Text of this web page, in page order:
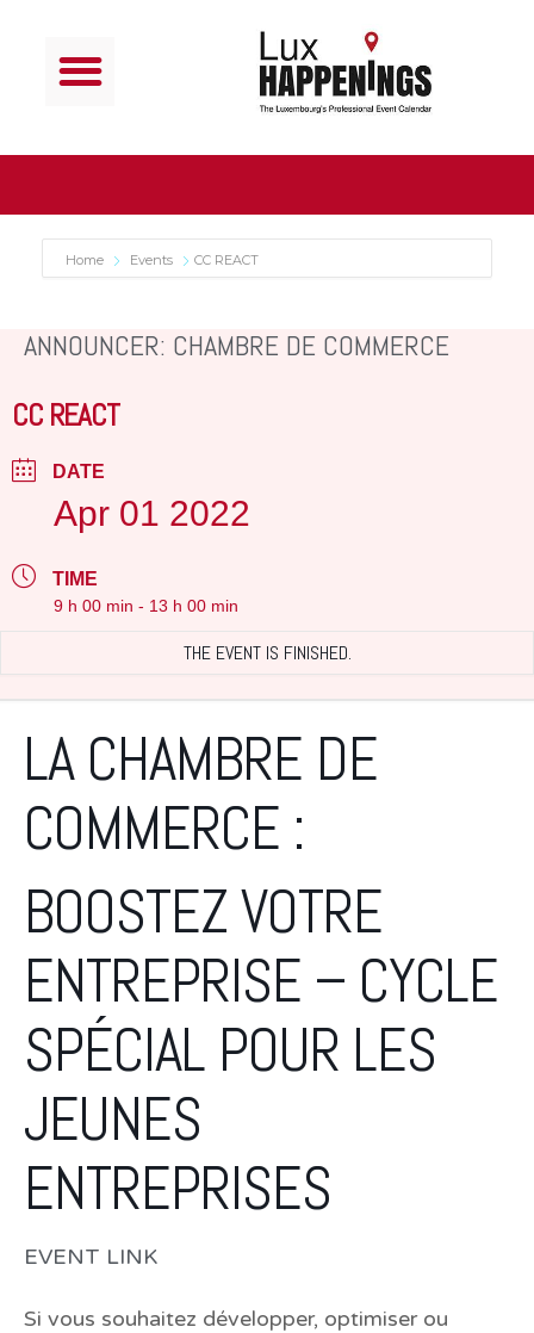
Home Events CC REACT
ANNOUNCER: CHAMBRE DE COMMERCE
CC REACT
DATE
Apr 01 2022
TIME
9 h 00 min - 13 h 00 min
THE EVENT IS FINISHED.
LA CHAMBRE DE
COMMERCE :
BOOSTEZ VOTRE
ENTREPRISE – CYCLE
SPÉCIAL POUR LES
JEUNES
ENTREPRISES
EVENT LINK
Si vous souhaitez développer, optimiser ou